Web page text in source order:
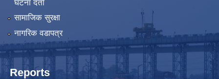
घटना दर्ता
सामाजिक सुरक्षा
नागरिक वडापत्र
Reports